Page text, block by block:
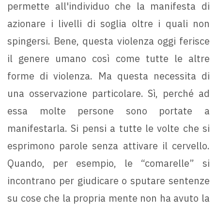
permette all'individuo che la manifesta di
azionare i livelli di soglia oltre i quali non
spingersi. Bene, questa violenza oggi ferisce
il genere umano così come tutte le altre
forme di violenza. Ma questa necessita di
una osservazione particolare. Sì, perché ad
essa molte persone sono portate a
manifestarla. Si pensi a tutte le volte che si
esprimono parole senza attivare il cervello.
Quando, per esempio, le “comarelle” si
incontrano per giudicare o sputare sentenze
su cose che la propria mente non ha avuto la